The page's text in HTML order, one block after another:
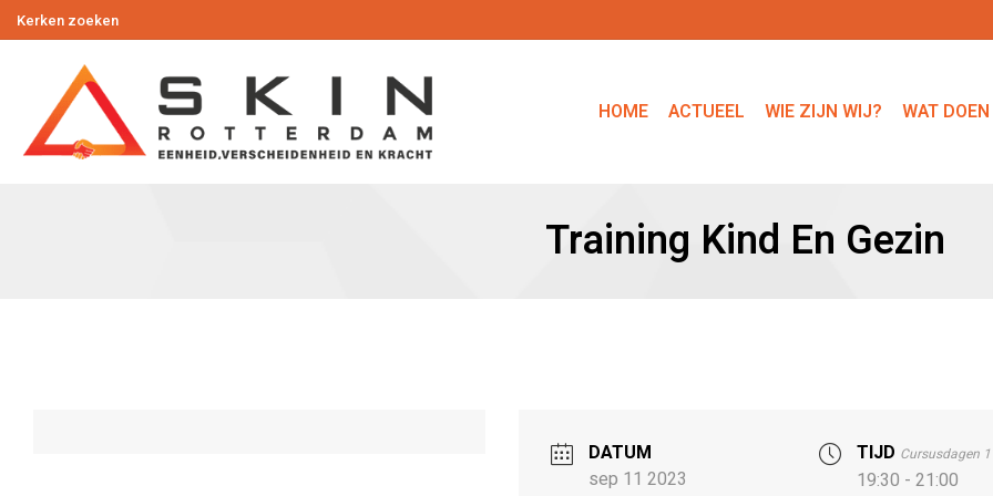
Kerken zoeken
HOME ACTUEEL WIE ZIJN WIJ? WAT
Training Kind En Gezin
DATUM
sep 11 2023
TIJD Cursusdagen
19:30 - 21:00